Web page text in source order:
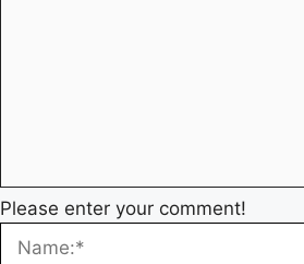
Please enter your comment!